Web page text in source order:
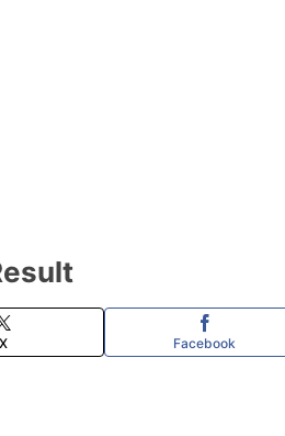
X Facebook